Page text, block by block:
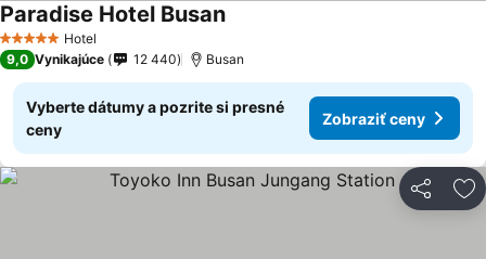
5 Počet hviezdičiek
Hotel
Paradise Hotel BusanZobraziť ceny
9,0 Vynikajúce 12 440 Busan
Vyberte dátumy a pozrite si presné
ceny
Zobraziť ceny
Zdieľať